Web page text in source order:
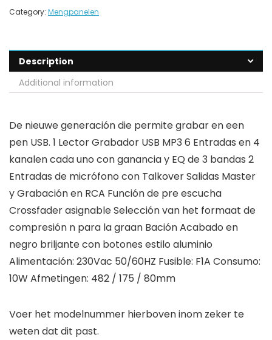
Category: Mengpanelen
Description
Additional information
De nieuwe generación die permite grabar en een
pen USB. 1 Lector Grabador USB MP3 6 Entradas en 4
kanalen cada uno con ganancia y EQ de 3 bandas 2
Entradas de micrófono con Talkover Salidas Master
y Grabación en RCA Función de pre escucha
Crossfader asignable Selección van het formaat de
compresión n para la graan Bación Acabado en
negro briljante con botones estilo aluminio
Alimentación: 230Vac 50/60HZ Fusible: F1A Consumo:
10W Afmetingen: 482 / 175 / 80mm
Voer het modelnummer hierboven inom zeker te
weten dat dit past.